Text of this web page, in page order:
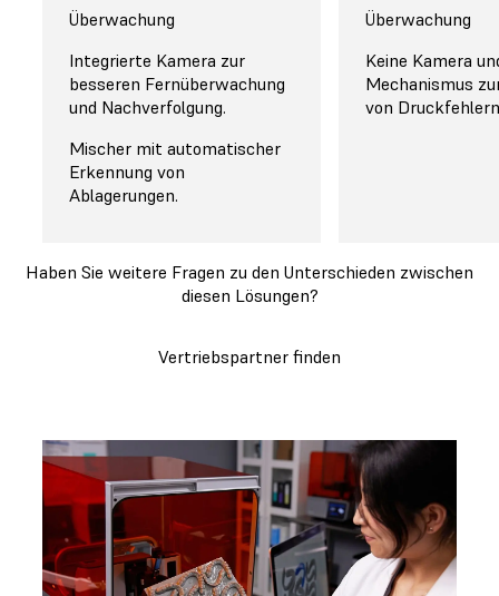
Überwachung
Integrierte Kamera zur
besseren Fernüberwachung
und Nachverfolgung.
Mischer mit automatischer
Erkennung von
Ablagerungen.
Überwachung
Keine Kamera
Mechanismus
von
Haben Sie weitere Fragen zu den Unterschieden zwischen
diesen Lösungen?
Vertriebspartner finden